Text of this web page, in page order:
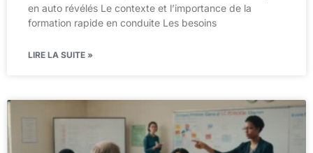
en auto révélés Le contexte et l’importance de la
formation rapide en conduite Les besoins
LIRE LA SUITE »